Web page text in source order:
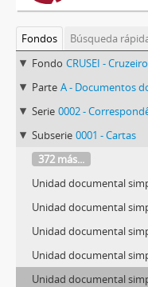
Fondos
Búsqueda
Fondo CRUSEI -
Parte A - Documentos
Serie 0002 -
Subserie 0001 - Cartas
372 más...
Unidad documental
Unidad documental
Unidad documental
Unidad documental
Unidad documental